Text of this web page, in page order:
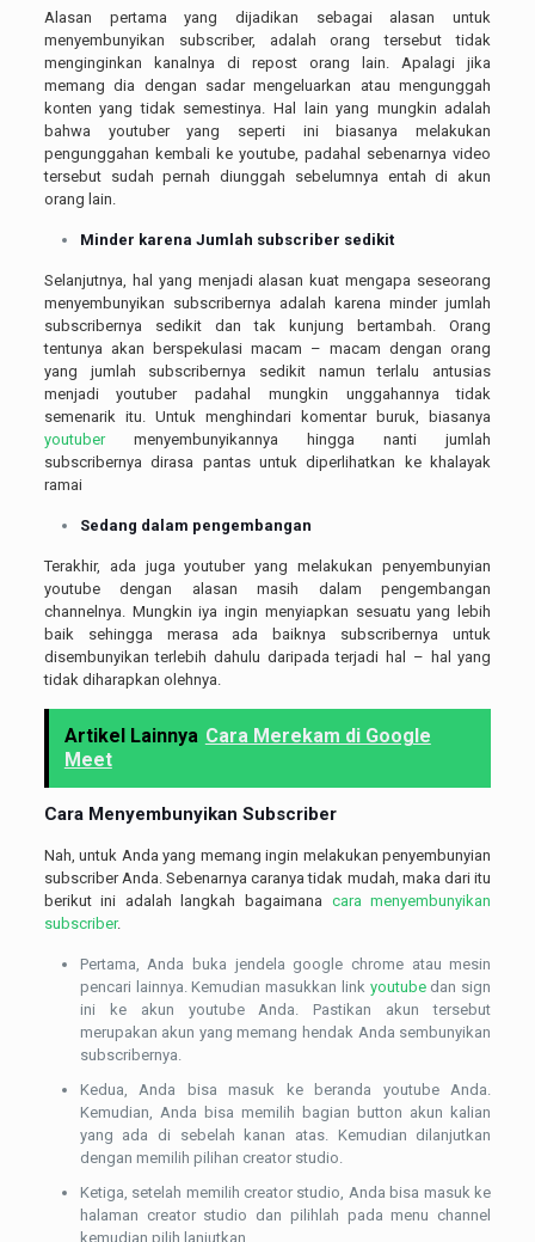
Alasan pertama yang dijadikan sebagai alasan untuk
menyembunyikan subscriber, adalah orang tersebut tidak
menginginkan kanalnya di repost orang lain. Apalagi jika
memang dia dengan sadar mengeluarkan atau mengunggah
konten yang tidak semestinya. Hal lain yang mungkin adalah
bahwa youtuber yang seperti ini biasanya melakukan
pengunggahan kembali ke youtube, padahal sebenarnya video
tersebut sudah pernah diunggah sebelumnya entah di akun
orang lain.
Minder karena Jumlah subscriber sedikit
Selanjutnya, hal yang menjadi alasan kuat mengapa seseorang
menyembunyikan subscribernya adalah karena minder jumlah
subscribernya sedikit dan tak kunjung bertambah. Orang
tentunya akan berspekulasi macam – macam dengan orang
yang jumlah subscribernya sedikit namun terlalu antusias
menjadi youtuber padahal mungkin unggahannya tidak
semenarik itu. Untuk menghindari komentar buruk, biasanya
youtubermenyembunyikannya hingga nanti jumlah
subscribernya dirasa pantas untuk diperlihatkan ke khalayak
ramai
Sedang dalam pengembangan
Terakhir, ada juga youtuber yang melakukan penyembunyian
youtube dengan alasan masih dalam pengembangan
channelnya. Mungkin iya ingin menyiapkan sesuatu yang lebih
baik sehingga merasa ada baiknya subscribernya untuk
disembunyikan terlebih dahulu daripada terjadi hal – hal yang
tidak diharapkan olehnya.
Artikel Lainnya Cara Merekam di Google
Meet
Cara Menyembunyikan Subscriber
Nah, untuk Anda yang memang ingin melakukan penyembunyian
subscriber Anda. Sebenarnya caranya tidak mudah, maka dari itu
berikut ini adalah langkah bagaimana cara menyembunyikan
subscriber.
Pertama, Anda buka jendela google chrome atau mesin
pencari lainnya. Kemudian masukkan link youtubedan sign
ini ke akun youtube Anda. Pastikan akun tersebut
merupakan akun yang memang hendak Anda sembunyikan
subscribernya.
Kedua, Anda bisa masuk ke beranda youtube Anda.
Kemudian, Anda bisa memilih bagian button akun kalian
yang ada di sebelah kanan atas. Kemudian dilanjutkan
dengan memilih pilihan creator studio.
Ketiga, setelah memilih creator studio, Anda bisa masuk ke
halaman creator studio dan pilihlah pada menu channel
kemudian pilih lanjutkan.